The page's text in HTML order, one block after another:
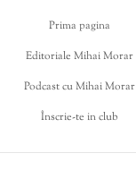
Prima pagina
Editoriale Mihai Morar
Podcast cu Mihai Morar
Înscrie-te in club